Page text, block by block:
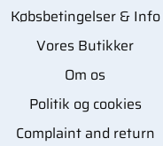
Købsbetingelser & Info
Vores Butikker
Om os
Politik og cookies
Complaint and return